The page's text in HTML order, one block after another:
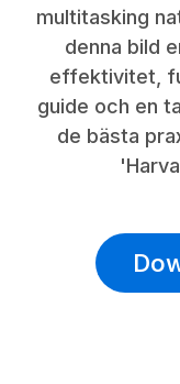
multitasking
denna bild
effektivitet,
guide och en
de bästa